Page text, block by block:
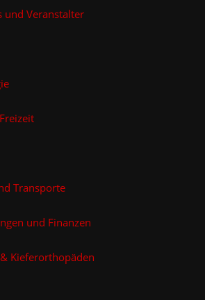
und Veranstalter
Transporte
und Finanzen
Kieferorthopäden